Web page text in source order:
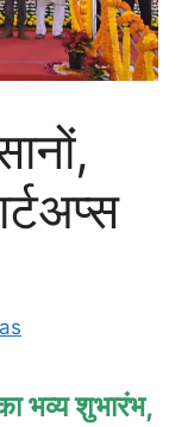
भव्य शुभारंभ,